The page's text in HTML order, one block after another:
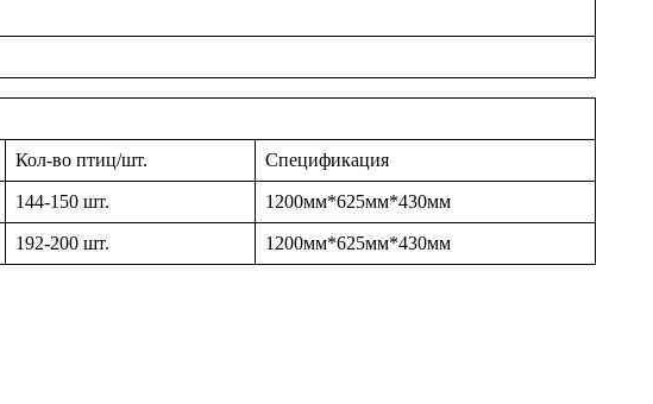
Кол-во птиц/шт. Спецификация
144-150 шт. 1200мм*625мм*430мм
192-200 шт. 1200мм*625мм*430мм